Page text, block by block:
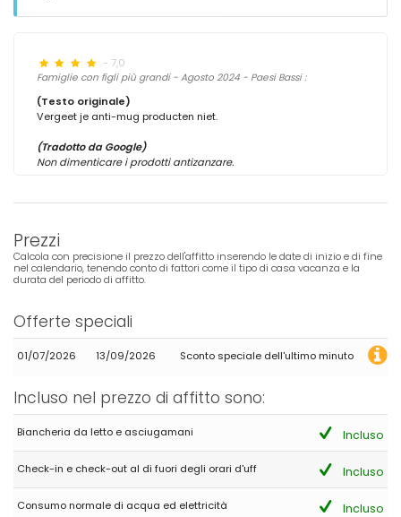
- 7,0
Famiglie con figli più grandi - Agosto 2024 - Paesi Bassi :
(Testo originale)
Vergeet je anti-mug producten niet.
(Tradotto da Google)
Non dimenticare i prodotti antizanzare.
Prezzi
Calcola con precisione il prezzo dell'affitto inserendo le date di inizio e di fine
nel calendario, tenendo conto di fattori come il tipo di casa vacanza e la
durata del periodo di affitto.
Offerte speciali
01/07/2026 13/09/2026 Sconto speciale dell'ultimo minuto
Incluso nel prezzo di affitto sono:
Biancheria da letto e asciugamani Incluso
Check-in e check-out al di fuori degli orari d'uff Incluso
Consumo normale di acqua ed elettricità Incluso